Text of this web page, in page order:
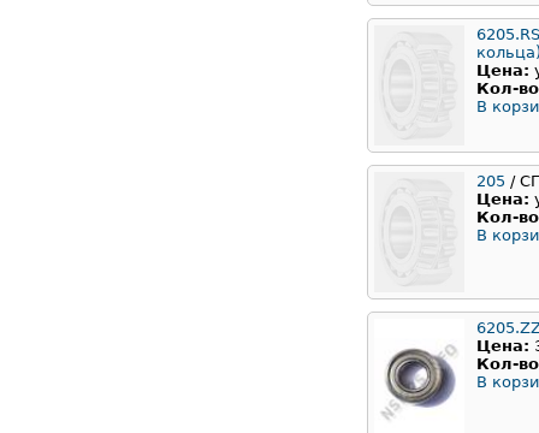
Цена:
Кол-
В
205 /
Цена:
Кол-
В
Цена:
Кол-
В